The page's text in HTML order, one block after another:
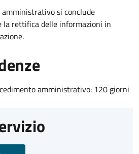
si conclude
rettifica delle informazioni in
amministrativo: 120 giorni